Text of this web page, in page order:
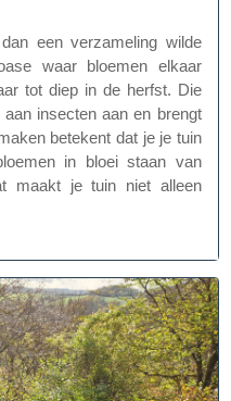
een verzameling wilde
waar bloemen elkaar
tot diep in de herfst. Die
insecten aan en brengt
betekent dat je je tuin
in bloei staan van
maakt je tuin niet alleen